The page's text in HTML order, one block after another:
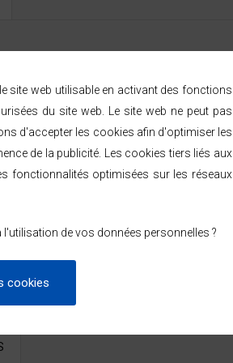
site web utilisable en activant des fonctions
du site web. Le site web ne peut pas
d'accepter les cookies afin d'optimiser les
de la publicité. Les cookies tiers liés aux
fonctionnalités optimisées sur les réseaux
de vos données personnelles ?
cookies